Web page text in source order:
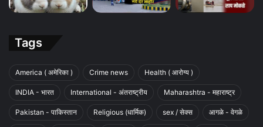
Tags
America ( अमेरिका ) Crime news Health ( आरोग्य )
INDIA - भारत International - अंतराष्ट्रीय Maharashtra - महाराष्ट्र
Pakistan - पाकिस्तान Religious (धार्मिक) sex / सेक्स आगळे - वेगळे